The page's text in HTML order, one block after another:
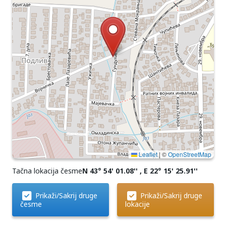
Leaflet | ©OpenStreetMap
Tačna lokacija česmeN 43° 54' 01.08'' , E 22° 15' 25.91''
Prikaži/Sakrij druge
česme
Prikaži/Sakrij druge
lokacije